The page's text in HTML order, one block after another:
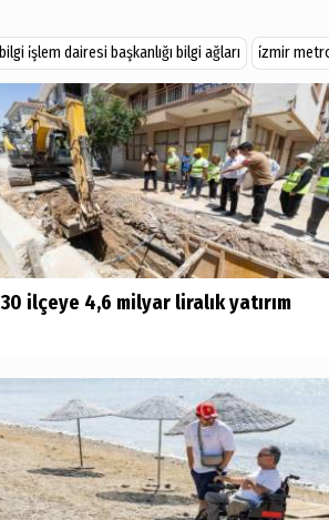
bilgi i̇şlem dairesi başkanlığı bilgi ağları i̇zmir
30 ilçeye 4,6 milyar liralık yatırım